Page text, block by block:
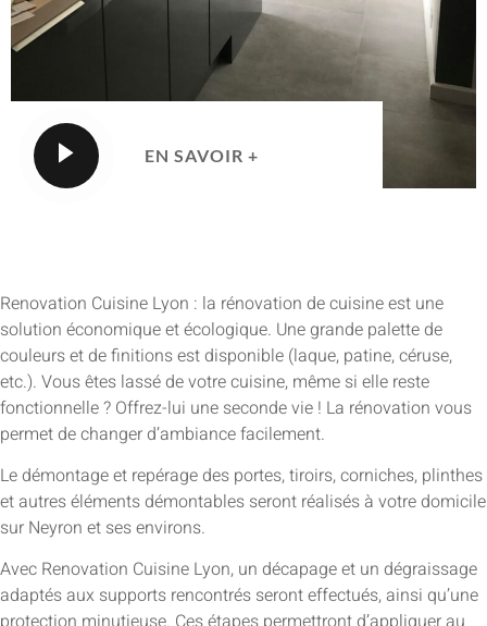
EN SAVOIR +
Renovation Cuisine Lyon : la rénovation de cuisine est une
solution économique et écologique. Une grande palette de
couleurs et de finitions est disponible (laque, patine, céruse,
etc.). Vous êtes lassé de votre cuisine, même si elle reste
fonctionnelle ? Offrez-lui une seconde vie ! La rénovation vous
permet de changer d’ambiance facilement.
Le démontage et repérage des portes, tiroirs, corniches, plinthes
et autres éléments démontables seront réalisés à votre domicile
sur Neyron et ses environs.
Avec Renovation Cuisine Lyon, un décapage et un dégraissage
adaptés aux supports rencontrés seront effectués, ainsi qu’une